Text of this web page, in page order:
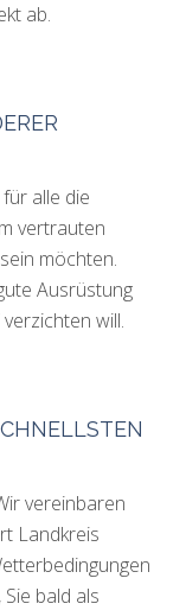
ab.
alle die
vertrauten
möchten.
Ausrüstung
will.
vereinbaren
Landkreis
bald als